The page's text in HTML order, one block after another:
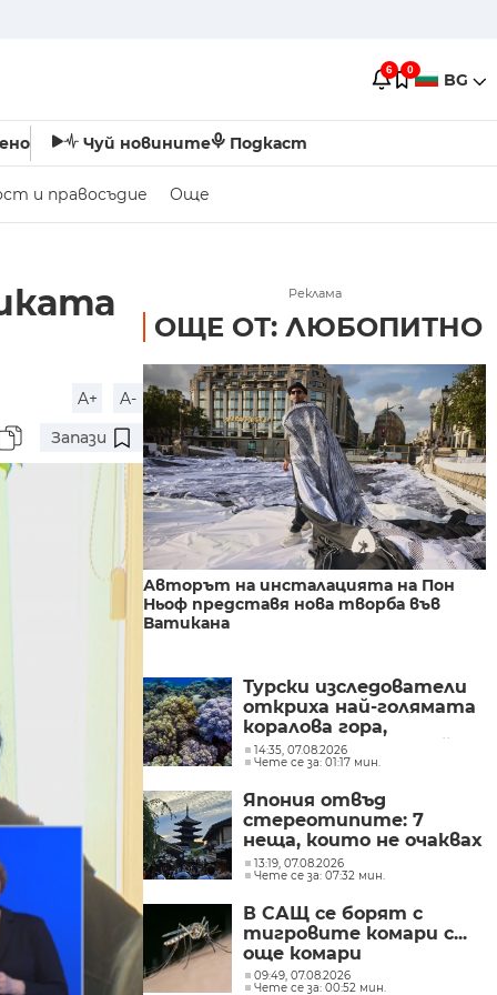
6 0 BG
Чуй новините Подкаст
и правосъдие Още
A+
A-
Запази
Реклама
ОЩЕ ОТ: ЛЮБОПИТНО
Авторът на инсталацията на Пон
Ньоф представя нова творба във
Ватикана
Турски изследователи
откриха най-голямата
коралова гора,
установявана в Егейско
море
14:35, 07.08.2026
Чете се за: 01:17 мин.
Япония отвъд
стереотипите: 7
неща, които не очаквах
(СНИМКИ)
13:19, 07.08.2026
Чете се за: 07:32 мин.
В САЩ се борят с
тигровите комари с...
още комари
09:49, 07.08.2026
Чете се за: 00:52 мин.